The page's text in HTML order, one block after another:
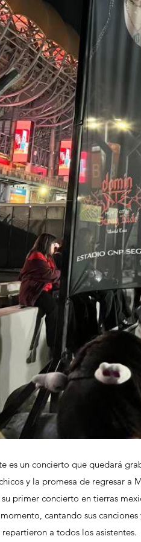
es un concierto que quedará
y la promesa de regresar a
primer concierto en tierras
cantando sus
repartieron a todos los asistentes.